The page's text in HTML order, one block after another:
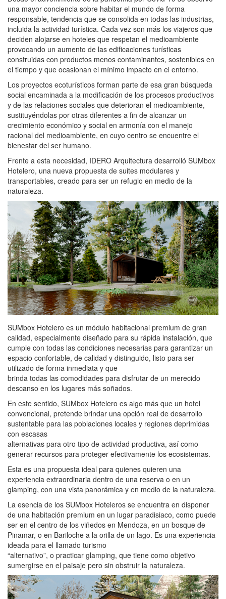
una mayor conciencia sobre habitar el mundo de forma
responsable, tendencia que se consolida en todas las industrias,
incluida la actividad turística. Cada vez son más los viajeros que
deciden alojarse en hoteles que respetan el medioambiente
provocando un aumento de las edificaciones turísticas
construidas con productos menos contaminantes, sostenibles en
el tiempo y que ocasionan el mínimo impacto en el entorno.
Los proyectos ecoturísticos forman parte de esa gran búsqueda
social encaminada a la modificación de los procesos productivos
y de las relaciones sociales que deterioran el medioambiente,
sustituyéndolas por otras diferentes a fin de alcanzar un
crecimiento económico y social en armonía con el manejo
racional del medioambiente, en cuyo centro se encuentre el
bienestar del ser humano.
Frente a esta necesidad, IDERO Arquitectura desarrolló SUMbox
Hotelero, una nueva propuesta de suites modulares y
transportables, creado para ser un refugio en medio de la
naturaleza.
SUMbox Hotelero es un módulo habitacional premium de gran
calidad, especialmente diseñado para su rápida instalación, que
cumple con todas las condiciones necesarias para garantizar un
espacio confortable, de calidad y distinguido, listo para ser
utilizado de forma inmediata y que
brinda todas las comodidades para disfrutar de un merecido
descanso en los lugares más soñados.
En este sentido, SUMbox Hotelero es algo más que un hotel
convencional, pretende brindar una opción real de desarrollo
sustentable para las poblaciones locales y regiones deprimidas
con escasas
alternativas para otro tipo de actividad productiva, así como
generar recursos para proteger efectivamente los ecosistemas.
Esta es una propuesta ideal para quienes quieren una
experiencia extraordinaria dentro de una reserva o en un
glamping, con una vista panorámica y en medio de la naturaleza.
La esencia de los SUMbox Hoteleros se encuentra en disponer
de una habitación premium en un lugar paradisiaco, como puede
ser en el centro de los viñedos en Mendoza, en un bosque de
Pinamar, o en Bariloche a la orilla de un lago. Es una experiencia
ideada para el llamado turismo
“alternativo”, o practicar glamping, que tiene como objetivo
sumergirse en el paisaje pero sin obstruir la naturaleza.